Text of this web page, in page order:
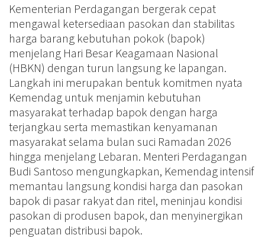
Kementerian Perdagangan bergerak cepat
mengawal ketersediaan pasokan dan stabilitas
harga barang kebutuhan pokok (bapok)
menjelang Hari Besar Keagamaan Nasional
(HBKN) dengan turun langsung ke lapangan.
Langkah ini merupakan bentuk komitmen nyata
Kemendag untuk menjamin kebutuhan
masyarakat terhadap bapok dengan harga
terjangkau serta memastikan kenyamanan
masyarakat selama bulan suci Ramadan 2026
hingga menjelang Lebaran. Menteri Perdagangan
Budi Santoso mengungkapkan, Kemendag intensif
memantau langsung kondisi harga dan pasokan
bapok di pasar rakyat dan ritel, meninjau kondisi
pasokan di produsen bapok, dan menyinergikan
penguatan distribusi bapok.